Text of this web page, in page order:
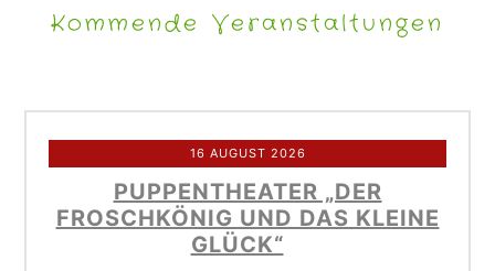
Kommende Veranstaltungen
16 AUGUST 2026
PUPPENTHEATER „DER
FROSCHKÖNIG UND DAS KLEINE
GLÜCK“